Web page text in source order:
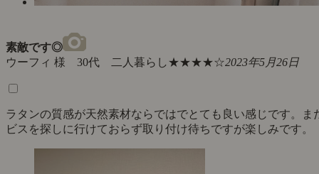
素敵です◎
ウーフィ 様 30代 二人暮らし★★★★☆2023年5月26日
ラタンの質感が天然素材ならではでとても良い感じです。ま
ビスを探しに行けておらず取り付け待ちですが楽しみです。